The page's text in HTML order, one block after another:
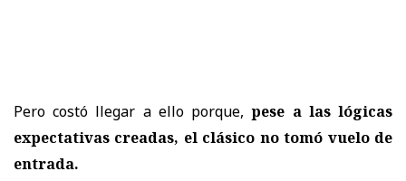
Pero costó llegar a ello porque,pese a las lógicas
expectativas creadas, el clásico no tomó vuelo de
entrada.